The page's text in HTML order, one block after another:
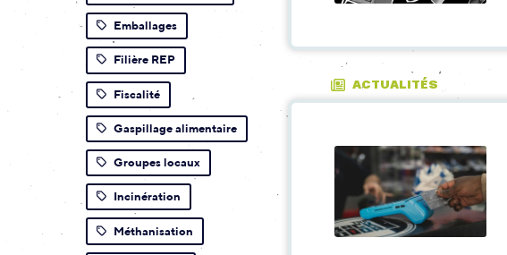
Emballages
Filière REP
Fiscalité
Gaspillage alimentaire
Groupes locaux
Incinération
Méthanisation
ACTUALITÉS